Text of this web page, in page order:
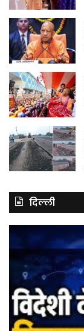
दिल्ली